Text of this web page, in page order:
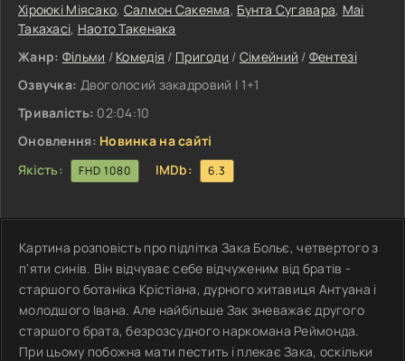
Хіроюкі Міясако, Салмон Сакеяма, Бунта Сугавара, Маі
Такахасі, Наото Такенака
Жанр: Фільми / Комедія / Пригоди / Сімейний / Фентезі
Озвучка: Двоголосий закадровий | 1+1
Тривалість: 02:04:10
Оновлення: Новинка на сайті
Якість:
FHD 1080 IMDb: 6.3
Картина розповість про підлітка Зака ​​Больє, четвертого з
п'яти синів. Він відчуває себе відчуженим від братів -
старшого ботаніка Крістіана, дурного хитавиця Антуана і
молодшого Івана. Але найбільше Зак зневажає другого
старшого брата, безрозсудного наркомана Реймонда.
При цьому побожна мати пестить і плекає Зака, оскільки